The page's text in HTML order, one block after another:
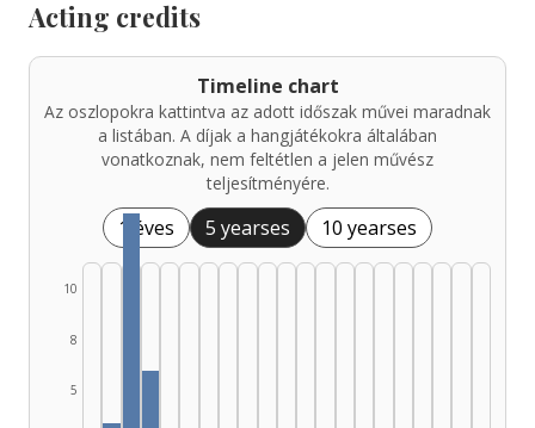
Acting credits
Timeline chart
Az oszlopokra kattintva az adott időszak művei maradnak
a listában. A díjak a hangjátékokra általában
vonatkoznak, nem feltétlen a jelen művész
teljesítményére.
1 éves 5 yearses 10 yearses
5
8
10